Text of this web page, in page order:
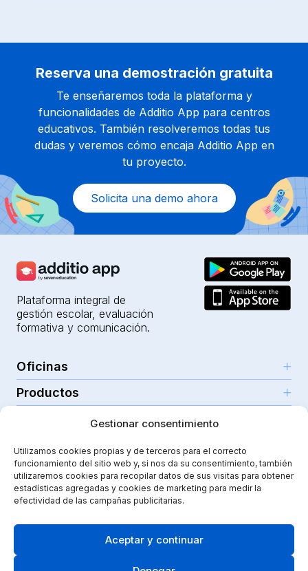
Gestionar consentimiento
Utilizamos cookies propias y de terceros para el correcto
funcionamiento del sitio web y, si nos da su consentimiento, también
utilizaremos cookies para recopilar datos de sus visitas para obtener
estadísticas agregadas y cookies de marketing para medir la
efectividad de las campañas publicitarias.
Aceptar y continuar
través del correo electrónico
Reserva una demostración gratuita
Te enseñaremos toda la plataforma y
funcionalidades de Additio App para centros
educativos. También resolveremos todas tus
dudas y veremos cómo encaja Additio App en
tu proyecto.
Solicita una demo ahora
Plataforma integral de
gestión escolar, evaluación
formativa y comunicación.
Oficinas
Girona (HQ)
Parc Científic i Tecnològic
Edifici Monturiol
Planta 1, oficina C01-02
17003 Girona
Spain
Productos
IA para profesores
Para docentes
Para centros públicos
Para centros privados
Infantil y primaria
Funcionalidades
Tutoriales y ayuda
Additiopedia
Seguridad
Seguridad y privacidad
Nota legal
Política de calidad
Política de cookies
Términos y condiciones
Instagram | Youtube
Didactic Labs, en el marco del Programa de Iniciación a
ICEX y con la cofinanciación del fondo Europeo FEDER,